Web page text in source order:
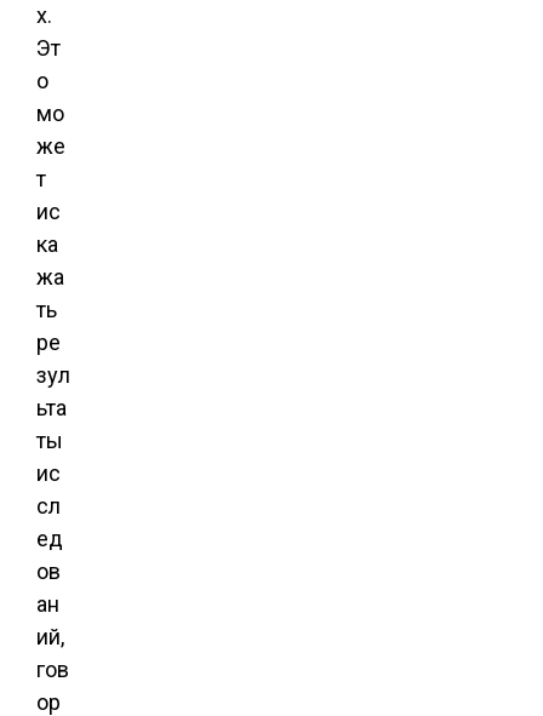
х.
Эт
о
мо
же
т
ис
ка
жа
ть
ре
зул
ьта
ты
ис
сл
ед
ов
ан
ий,
гов
ор